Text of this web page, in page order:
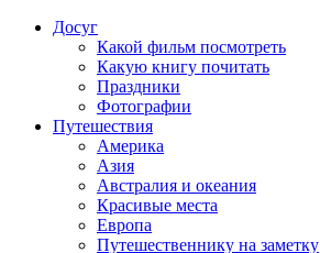
Досуг
Какой фильм посмотреть
Какую книгу почитать
Праздники
Фотографии
Путешествия
Америка
Азия
Австралия и океания
Красивые места
Европа
Путешественнику на заметку